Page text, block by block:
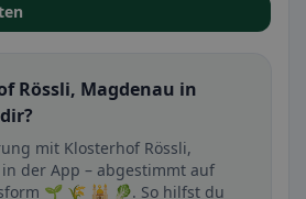
Rössli, Magdenau in
mit Klosterhof Rössli,
der App – abgestimmt auf
🌱 🌾 🕌 🥬. So hilfst du